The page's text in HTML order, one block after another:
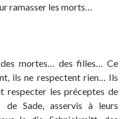
ramasser les morts…
mortes… des filles… Ce
ils ne respectent rien… Ils
respecter les préceptes de
de Sade, asservis à leurs